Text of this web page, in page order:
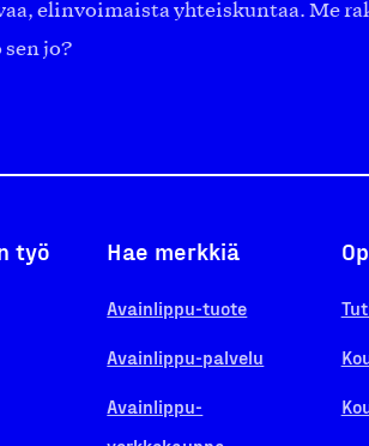
elinvoimaista yhteiskuntaa. Me
jo?
työ Hae merkkiä
Avainlippu-tuote
Avainlippu-palvelu
Avainlippu-